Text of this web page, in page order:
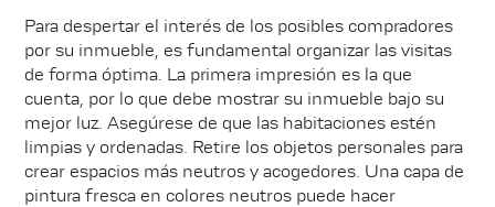
Para despertar el interés de los posibles compradores
por su inmueble, es fundamental organizar las visitas
de forma óptima. La primera impresión es la que
cuenta, por lo que debe mostrar su inmueble bajo su
mejor luz. Asegúrese de que las habitaciones estén
limpias y ordenadas. Retire los objetos personales para
crear espacios más neutros y acogedores. Una capa de
pintura fresca en colores neutros puede hacer